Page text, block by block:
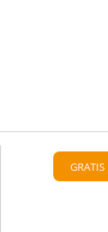
GRATIS